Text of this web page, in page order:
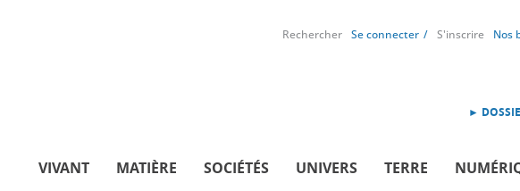
Rechercher Se connecter S'inscrire Nos
►
VIVANT MATIÈRE SOCIÉTÉS UNIVERS TERRE